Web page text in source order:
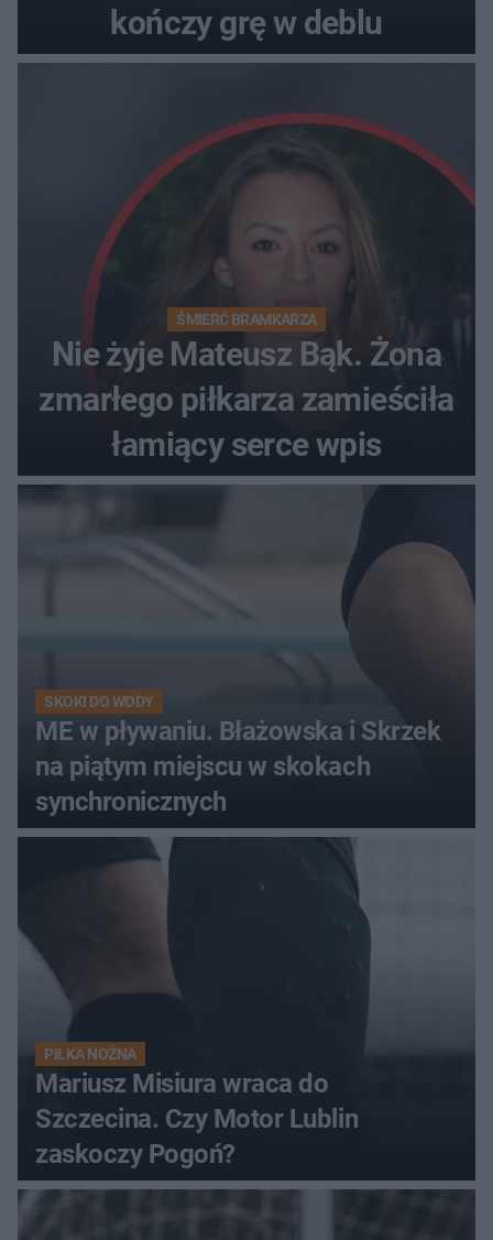
kończy grę w deblu
ŚMIERĆ BRAMKARZA
Nie żyje Mateusz Bąk. Żona
zmarłego piłkarza zamieściła
łamiący serce wpis
SKOKI DO WODY
ME w pływaniu. Błażowska i Skrzek
na piątym miejscu w skokach
synchronicznych
PIŁKA NOŻNA
Mariusz Misiura wraca do
Szczecina. Czy Motor Lublin
zaskoczy Pogoń?